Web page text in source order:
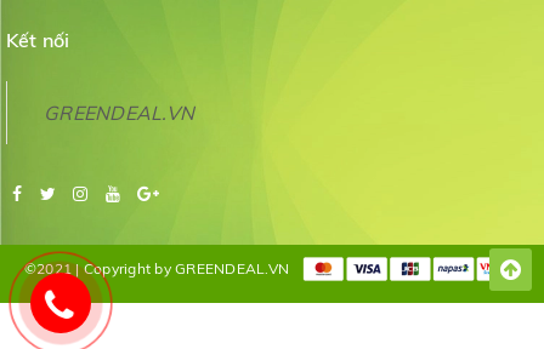
Kết nối
GREENDEAL.VN
©2021 | Copyright by GREENDEAL.VN